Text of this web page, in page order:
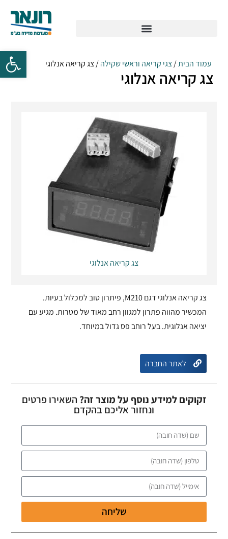
עמוד הבית/צגי קריאה וראשי שקילה/ צג קריאה אנלוגי
צג קריאה אנלוגי
צג קריאה אנלוגי
צג קריאה אנלוגי דגם M210, פיתרון טוב למכלול בעיות.
המכשיר מהווה פתרון למגוון רחב מאוד של מטרות. מגיע עם
יציאה אנלוגית. בעל רוחב פס גדול במיוחד.
לאתר החברה
זקוקים למידע נוסף על מוצר זה? השאירו פרטים
ונחזור אליכם בהקדם
שליחה